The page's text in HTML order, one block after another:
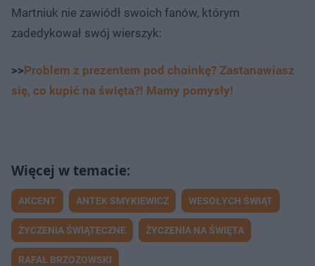
Martniuk nie zawiódł swoich fanów, którym
zadedykował swój wierszyk:
>>Problem z prezentem pod choinkę? Zastanawiasz
się, co kupić na święta?! Mamy pomysły!
AKCENT ANTEK SMYKIEWICZ WESOŁYCH ŚWIĄT
ŻYCZENIA ŚWIĄTECZNE ŻYCZENIA NA ŚWIĘTA
RAFAŁ BRZOZOWSKI